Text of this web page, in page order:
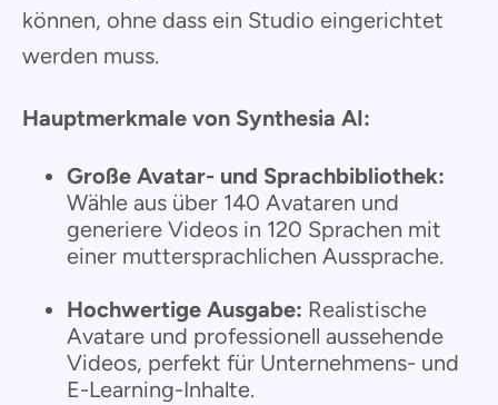
können, ohne dass ein Studio eingerichtet
werden muss.
Hauptmerkmale von Synthesia AI:
Große Avatar- und Sprachbibliothek:
Wähle aus über 140 Avataren und
generiere Videos in 120 Sprachen mit
einer muttersprachlichen Aussprache.
Hochwertige Ausgabe: Realistische
Avatare und professionell aussehende
Videos, perfekt für Unternehmens- und
E-Learning-Inhalte.